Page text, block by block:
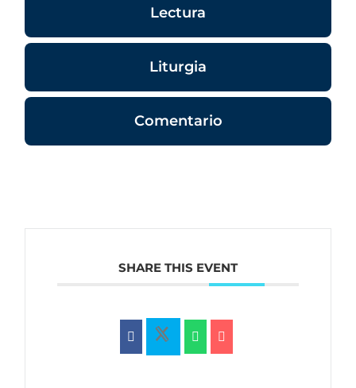
Lectura
Liturgia
Comentario
SHARE THIS EVENT